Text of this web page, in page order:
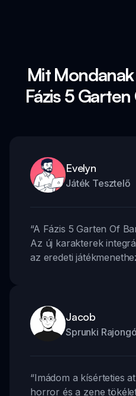
Mit
Fázis 5
Evelyn
Játék Tesztelő
“A Fázis 5 Garten Of
Az új karakterek
az eredeti
Jacob
Sprunki Rajongó
“Imádom a kísérteties
horror és a zene